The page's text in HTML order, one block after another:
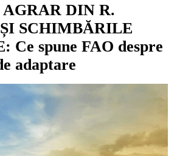
AGRAR DIN R.
SCHIMBĂRILE
Ce spune FAO despre
adaptare